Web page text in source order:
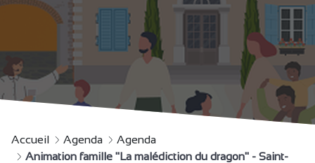
Accueil Agenda
Agenda
Animation famille "La malédiction du dragon" - Saint-